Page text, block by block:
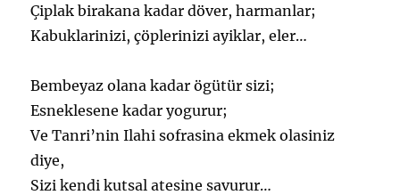
Çiplak birakana kadar döver, harmanlar;
Kabuklarinizi, çöplerinizi ayiklar, eler…
Bembeyaz olana kadar ögütür sizi;
Esneklesene kadar yogurur;
Ve Tanri’nin Ilahi sofrasina ekmek olasiniz
diye,
Sizi kendi kutsal atesine savurur…